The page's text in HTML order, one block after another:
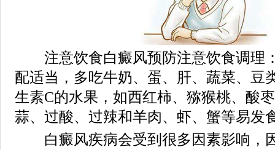
注意饮食白癜风预防注意饮食调理
配适当，多吃牛奶、蛋、肝、蔬菜、豆
生素C的水果，如西红柿、猕猴桃、酸
蒜、过酸、过辣和羊肉、虾、蟹等易发
白癜风疾病会受到很多因素影响，